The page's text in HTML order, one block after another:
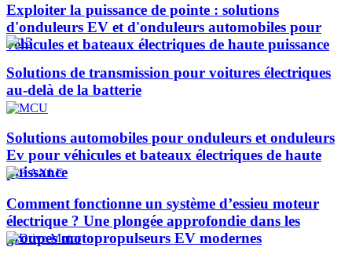
Exploiter la puissance de pointe : solutions
d'onduleurs EV et d'onduleurs automobiles pour
véhicules et bateaux électriques de haute puissance​
Solutions de transmission pour voitures électriques
au-delà de la batterie
Solutions automobiles pour onduleurs et onduleurs
Ev pour véhicules et bateaux électriques de haute
puissance
Comment fonctionne un système d’essieu moteur
électrique ? Une plongée approfondie dans les
groupes motopropulseurs EV modernes